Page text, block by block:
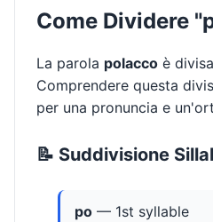
Come Dividere
La parola polacco è
Comprendere questa
per una pronuncia e
📝 Suddivisione
po — 1st syllable